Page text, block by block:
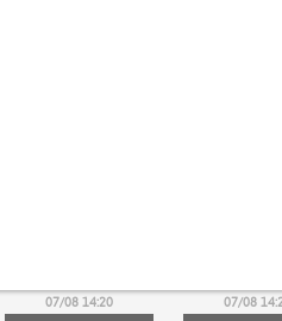
07/08 14:20 07/08